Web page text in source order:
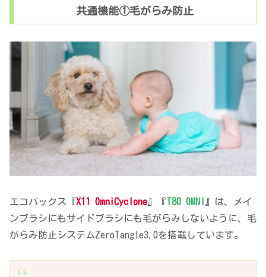
共通機能①毛がらみ防止
エコバックス『X11 OmniCyclone 』『T80 OMNI
』は、メイ
ンブラシにもサイドブラシにも毛がらみしないように、毛
がらみ防止システムZeroTangle3.0を搭載しています。